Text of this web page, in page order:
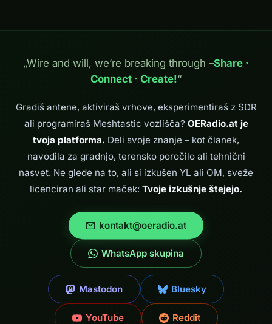
„Wire and will, we’re breaking through –Share ·
Connect · Create!“
Gradiš antene, aktiviraš vrhove, eksperimentiraš z SDR
ali programiraš Meshtastic vozlišča? OERadio.at je
tvoja platforma. Deli svoje znanje – kot članek,
navodila za gradnjo, terensko poročilo ali tehnični
nasvet. Ne glede na to, ali si izkušen YL ali OM, sveže
licenciran ali star maček: Tvoje izkušnje štejejo.
kontakt@oeradio.at
WhatsApp skupina
Mastodon Bluesky
YouTube Reddit